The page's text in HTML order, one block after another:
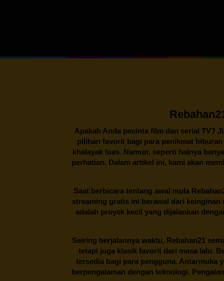
Apakah Anda pecinta film dan serial TV?
pilihan favorit bagi para penikmat
khalayak luas. Namun, seperti halnya
perhatian. Dalam artikel ini, kami akan
Saat berbicara tentang awal mula
streaming gratis ini berawal dari keinginan
adalah proyek kecil yang dijalankan
Seiring berjalannya waktu, Rebahan21
tetapi juga klasik favorit dari masa lalu.
tersedia bagi para pengguna. Antarmuka
berpengalaman dengan teknologi.